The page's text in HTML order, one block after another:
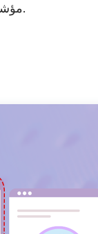
مؤشرات يجب تذكّرها قبل الانتقال إلى الخطوة التالية من عملية التوظيف.